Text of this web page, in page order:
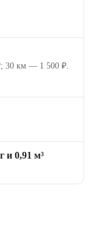
км — 1 500 ₽.
и 0,91 м³